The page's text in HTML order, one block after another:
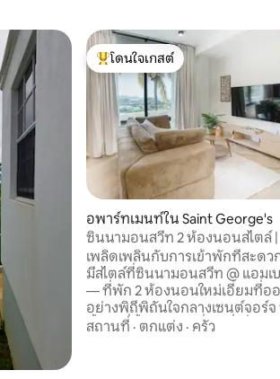
โดนใจเกสต์ที่สุด
โดนใจเกสต์
อพาร์ทเมนท์ใน Saint George's
ซินนามอนสวีท 2 ห้องนอนสไตล์ |
เซนต์จอร์จ
เพลิดเพลินกับการเข้าพักที่สะดว
มีสไตล์ที่ซินนามอนสวีท @ แอมเ
— ที่พัก 2 ห้องนอนใหม่เอี่ยมที่อ
อย่างพิถีพิถันใจกลางเซนต์จอร์
ตั้งอยู่ที่ชั้นล่างของที่พักที่เพิ่งสร้า
สถานที่ · ตกแต่ง · ครัว